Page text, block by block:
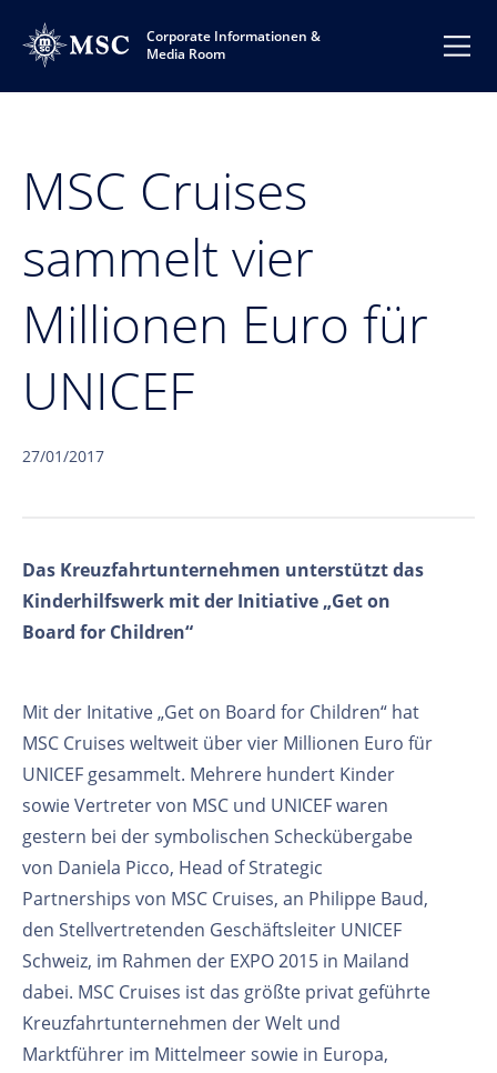
Corporate Informationen &
Media Room
MSC Cruises
sammelt vier
Millionen Euro für
UNICEF
27/01/2017
Das Kreuzfahrtunternehmen unterstützt das
Kinderhilfswerk mit der Initiative „Get on
Board for Children“
Mit der Initative „Get on Board for Children“ hat
MSC Cruises weltweit über vier Millionen Euro für
UNICEF gesammelt. Mehrere hundert Kinder
sowie Vertreter von MSC und UNICEF waren
gestern bei der symbolischen Scheckübergabe
von Daniela Picco, Head of Strategic
Partnerships von MSC Cruises, an Philippe Baud,
den Stellvertretenden Geschäftsleiter UNICEF
Schweiz, im Rahmen der EXPO 2015 in Mailand
dabei. MSC Cruises ist das größte privat geführte
Kreuzfahrtunternehmen der Welt und
Marktführer im Mittelmeer sowie in Europa,